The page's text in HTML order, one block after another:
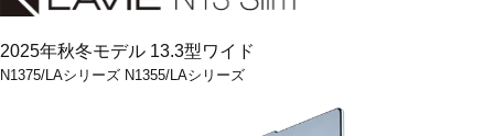
仕様(店頭販売モデル)
2025年秋冬モデル 13.3型ワイド
N1375/LAシリーズ N1355/LAシリーズ